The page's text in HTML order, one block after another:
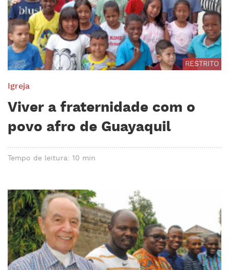
RESTRITO
Igreja
Viver a fraternidade com o
povo afro de Guayaquil
Tempo de leitura: 10 min